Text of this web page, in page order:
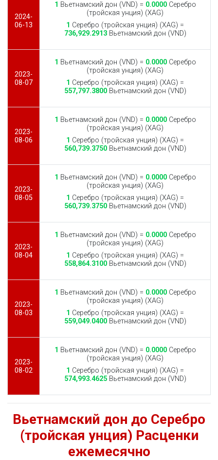
2024-
06-13
1 Вьетнамский дон (VND) = 0.0000Серебро
(тройская унция) (XAG)
1 Серебро (тройская унция) (XAG) =
736,929.2913Вьетнамский дон (VND)
2023-
08-07
1 Вьетнамский дон (VND) = 0.0000Серебро
(тройская унция) (XAG)
1 Серебро (тройская унция) (XAG) =
557,797.3800Вьетнамский дон (VND)
2023-
08-06
1 Вьетнамский дон (VND) = 0.0000Серебро
(тройская унция) (XAG)
1 Серебро (тройская унция) (XAG) =
560,739.3750Вьетнамский дон (VND)
2023-
08-05
1 Вьетнамский дон (VND) = 0.0000Серебро
(тройская унция) (XAG)
1 Серебро (тройская унция) (XAG) =
560,739.3750Вьетнамский дон (VND)
2023-
08-04
1 Вьетнамский дон (VND) = 0.0000Серебро
(тройская унция) (XAG)
1 Серебро (тройская унция) (XAG) =
558,864.3100Вьетнамский дон (VND)
2023-
08-03
1 Вьетнамский дон (VND) = 0.0000Серебро
(тройская унция) (XAG)
1 Серебро (тройская унция) (XAG) =
559,049.0400Вьетнамский дон (VND)
2023-
08-02
1 Вьетнамский дон (VND) = 0.0000Серебро
(тройская унция) (XAG)
1 Серебро (тройская унция) (XAG) =
574,993.4625Вьетнамский дон (VND)
Вьетнамский дон до Серебро
(тройская унция) Расценки
ежемесячно